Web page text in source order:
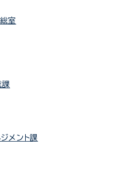
室
課
メント課